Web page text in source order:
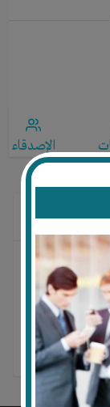
الإصدقاء